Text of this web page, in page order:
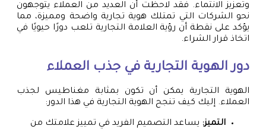
وتعزيز الانتماء. فقد لاحظت أن العديد من العملاء يتوجهون
نحو الشركات التي تمتلك هوية تجارية واضحة ومميزة، مما
يؤكد على نقطة أن رؤية العلامة التجارية تلعب دورًا حيويًا في
اتخاذ قرار الشراء.
دور الهوية التجارية في جذب العملاء
الهوية التجارية يمكن أن تكون بمثابة مغناطيس لجذب
العملاء. إليك كيف تنجح الهوية التجارية في هذا الدور:
التميز: يساعد التصميم الفريد في تمييز علامتك من